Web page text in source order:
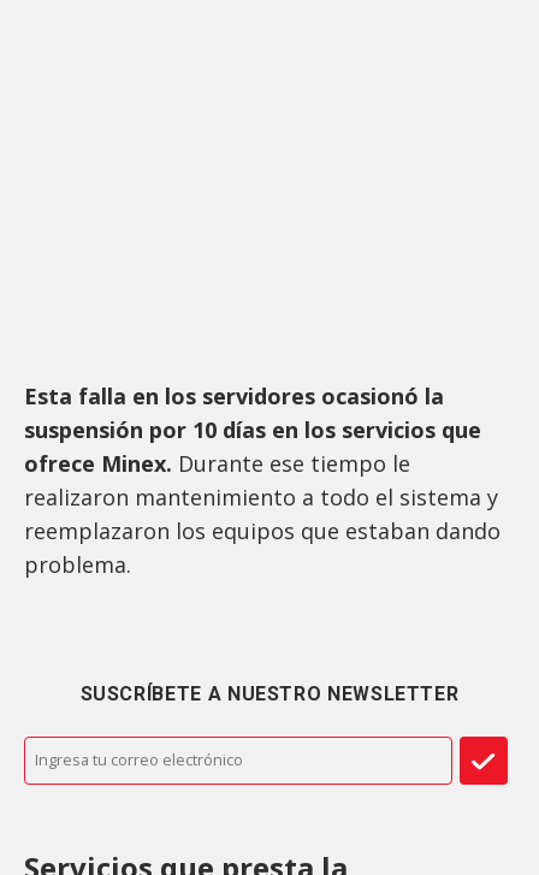
Esta falla en los servidores ocasionó la
suspensión por 10 días en los servicios que
ofrece Minex. Durante ese tiempo le
realizaron mantenimiento a todo el sistema y
reemplazaron los equipos que estaban dando
problema.
SUSCRÍBETE A NUESTRO NEWSLETTER